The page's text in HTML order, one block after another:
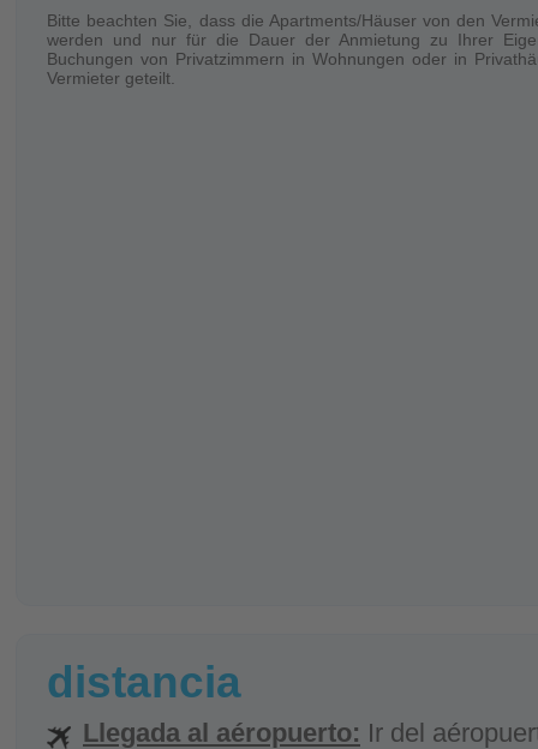
Bitte beachten Sie, dass die Apartments/Häuser von den
werden und nur für die Dauer der Anmietung zu Ihrer
Buchungen von Privatzimmern in Wohnungen oder in
Vermieter geteilt.
distancia
Llegada al aéropuerto: Ir del